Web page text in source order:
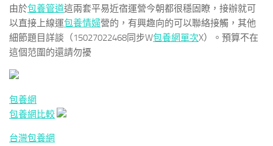
由於包養管道這兩套平易近宿運營今朝都很穩固瞭，接辦就可
以直接上線運包養情婦營的，有興趣向的可以聯絡接觸，其他
細節題目詳談（15027022468同步W包養網單次X）。預算不在
這個范圍的還請勿擾
包養網
包養網比較
台灣包養網